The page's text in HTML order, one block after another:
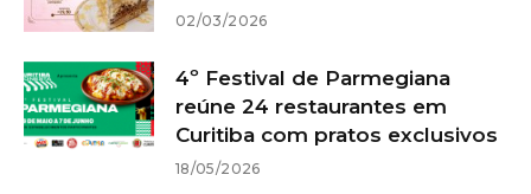
02/03/2026
4º Festival de Parmegiana
reúne 24 restaurantes em
Curitiba com pratos exclusivos
18/05/2026